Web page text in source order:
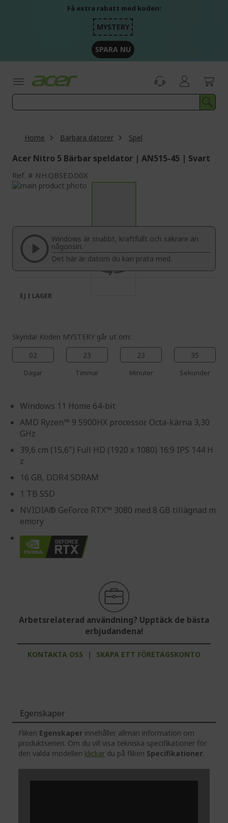
Få extra rabatt med koden:
MYSTERY
SPARA NU
Home Bärbara datorer Spel
Acer Nitro 5 Bärbar speldator | AN515-45 | Svart
Ref. NH.QBSED.00X
Skip
of
images
gallery
beginning
the
images
gallery
Windows är snabbt, kraftfullt och säkrare än
någonsin.
Det här är datorn du kan prata med.
Skynda! Koden MYSTERY går ut om:
02
Dagar
23
Timmar
23
Minuter
34
Sekunder
Windows 11 Home 64-bit
AMD Ryzen™ 9 5900HX processor Octa-kärna 3,30
GHz
39,6 cm (15,6") Full HD (1920 x 1080) 16:9 IPS 144 H
z
16 GB, DDR4 SDRAM
1 TB SSD
NVIDIA® GeForce RTX™ 3080 med 8 GB tillägnad m
emory
Arbetsrelaterad användning? Upptäck de bästa
erbjudandena!
KONTAKTA OSS | SKAPA ETT FÖRETAGSKONTO
EJ I LAGER
Egenskaper
Fliken Egenskaper innehåller allmän information om
produktserien. Om du vill visa tekniska specifikationer för
den valda modellen klickar du på fliken Specifikationer.